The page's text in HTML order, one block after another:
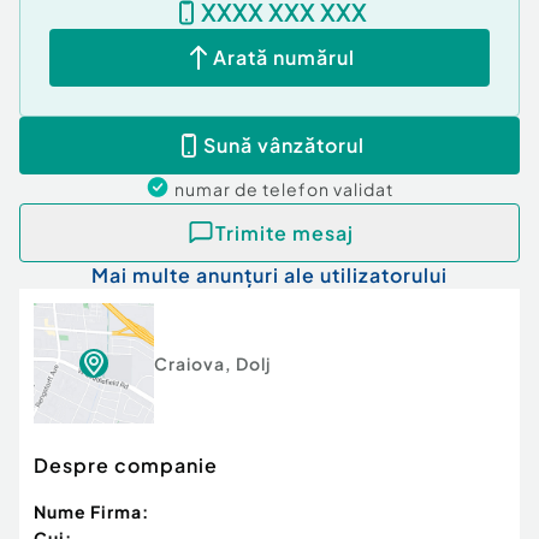
Bloc de apartamente
XXXX XXX XXX
Arată numărul
Sună vânzătorul
numar de telefon validat
Trimite mesaj
Mai multe anunțuri ale utilizatorului
Craiova, Dolj
Despre companie
Nume Firma: